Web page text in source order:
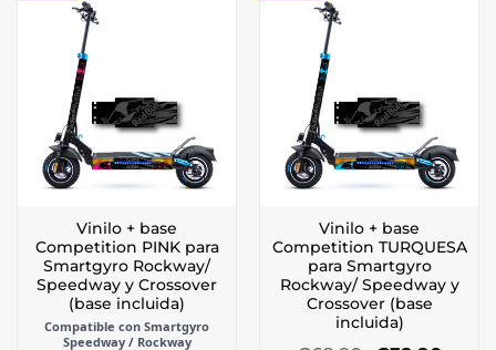
Vinilo + base
Competition PINK para
Smartgyro Rockway/
Speedway y Crossover
(base incluida)
Compatible con Smartgyro
Speedway / Rockway
Vinilo + base
Competition TURQUESA
para Smartgyro
Rockway/ Speedway y
Crossover (base
incluida)